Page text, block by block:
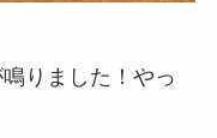
りました！やっ